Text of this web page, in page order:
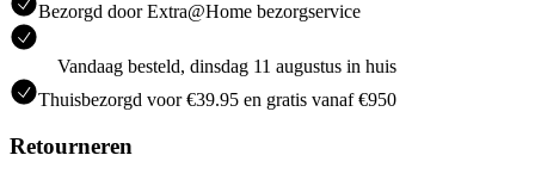
Bezorgd door Extra@Home bezorgservice
Vandaag besteld, dinsdag 11 augustus in huis
Thuisbezorgd voor €39.95 en gratis vanaf €950
Retourneren